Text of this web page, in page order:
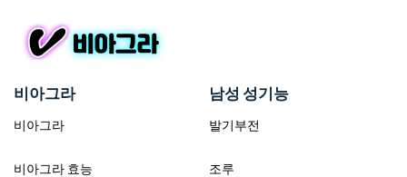
비아그라
비아그라
비아그라 효능
남성 성기능
발기부전
조루